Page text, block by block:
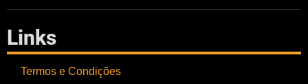
Links
Termos e Condições